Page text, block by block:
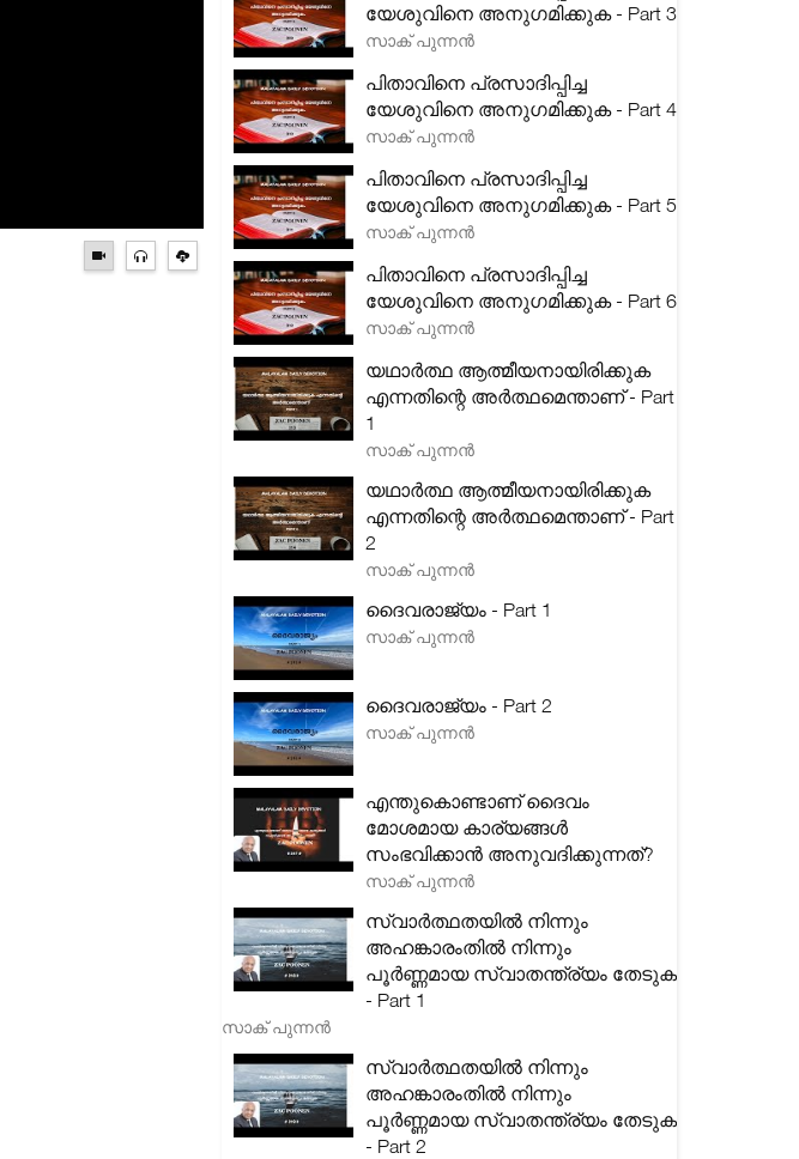
യേശുവിനെ അനുഗമിക്കുക - Part 3
സാക് പുന്നൻ
പിതാവിനെ പ്രസാദിപ്പിച്ച
യേശുവിനെ അനുഗമിക്കുക - Part 4
സാക് പുന്നൻ
പിതാവിനെ പ്രസാദിപ്പിച്ച
യേശുവിനെ അനുഗമിക്കുക - Part 5
സാക് പുന്നൻ
പിതാവിനെ പ്രസാദിപ്പിച്ച
യേശുവിനെ അനുഗമിക്കുക - Part 6
സാക് പുന്നൻ
യഥാർത്ഥ ആത്മീയനായിരിക്കുക
എന്നതിന്റെ അർത്ഥമെന്താണ് - Part
1
സാക് പുന്നൻ
യഥാർത്ഥ ആത്മീയനായിരിക്കുക
എന്നതിന്റെ അർത്ഥമെന്താണ് - Part
2
സാക് പുന്നൻ
ദൈവരാജ്യം - Part 1
സാക് പുന്നൻ
ദൈവരാജ്യം - Part 2
സാക് പുന്നൻ
എന്തുകൊണ്ടാണ് ദൈവം
മോശമായ കാര്യങ്ങൾ
സംഭവിക്കാൻ അനുവദിക്കുന്നത്?
സാക് പുന്നൻ
സ്വാർത്ഥതയിൽ നിന്നും
അഹങ്കാരംതിൽ നിന്നും
പൂർണ്ണമായ സ്വാതന്ത്ര്യം തേടുക
- Part 1
സാക് പുന്നൻ
സ്വാർത്ഥതയിൽ നിന്നും
അഹങ്കാരംതിൽ നിന്നും
പൂർണ്ണമായ സ്വാതന്ത്ര്യം തേടുക
- Part 2